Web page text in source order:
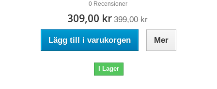
0 Recensioner
309,00 kr 399,00 kr
Lägg till i varukorgen Mer
I Lager